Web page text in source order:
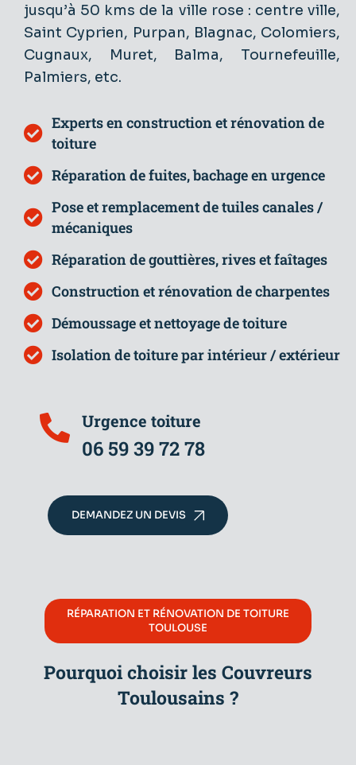
jusqu’à 50 kms de la ville rose : centre ville,
Saint Cyprien, Purpan, Blagnac, Colomiers,
Cugnaux, Muret, Balma, Tournefeuille,
Palmiers, etc.
Experts en construction et rénovation de
toiture
Réparation de fuites, bachage en urgence
Pose et remplacement de tuiles canales /
mécaniques
Réparation de gouttières, rives et faîtages
Construction et rénovation de charpentes
Démoussage et nettoyage de toiture
Isolation de toiture par intérieur / extérieur
Urgence toiture
06 59 39 72 78
DEMANDEZ UN DEVIS
RÉPARATION ET RÉNOVATION DE TOITURE
TOULOUSE
Pourquoi choisir les Couvreurs
Toulousains ?